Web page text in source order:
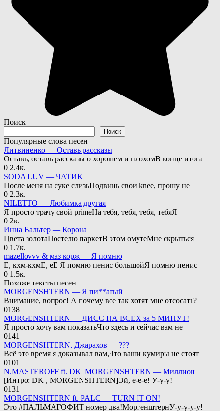
Поиск
Поиск
Популярные слова песен
Литвиненко — Оставь рассказы
Оставь, оставь рассказы о хорошем и плохомВ конце итога
0 2.4к.
SODA LUV — ЧАТИК
После меня на суке слизьПодвинь свои knee, прошу не
0 2.3к.
NILETTO — Любимка другая
Я просто трачу свой primeНа тебя, тебя, тебя, тебяЯ
0 2к.
Инна Вальтер — Корона
Цвета золотаПостелю паркетВ этом омутеМне скрыться
0 1.7к.
mazellovvv & маз корж — Я помню
Е, кхм-кхмЕ, еЕ Я помню пенис большойЯ помню пенис
0 1.5к.
Похоже тексты песен
MORGENSHTERN — Я пи**атый
Внимание, вопрос! А почему все так хотят мне отсосать?
0138
MORGENSHTERN — ДИСС НА ВСЕХ за 5 МИНУТ!
Я просто хочу вам показатьЧто здесь и сейчас вам не
0141
MORGENSHTERN, Джарахов — ???
Всё это время я доказывал вам,Что ваши кумиры не стоят
0101
N.MASTEROFF ft. DK, MORGENSHTERN — Миллион
[Интро: DK , MORGENSHTERN]Эй, е-е-е! У-у-у!
0131
MORGENSHTERN ft. PALC — TURN IT ON!
Это #ПАЛЬМАГОФИТ номер два!МоргенштернУ-у-у-у-у!